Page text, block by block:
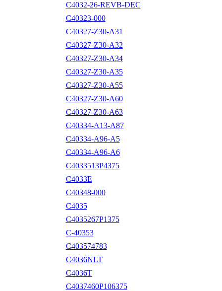
C4032-26-REVB-DEC
C40323-000
C40327-Z30-A31
C40327-Z30-A32
C40327-Z30-A34
C40327-Z30-A35
C40327-Z30-A55
C40327-Z30-A60
C40327-Z30-A63
C40334-A13-A87
C40334-A96-A5
C40334-A96-A6
C4033513P4375
C4033E
C40348-000
C4035
C4035267P1375
C-40353
C403574783
C4036NLT
C4036T
C4037460P106375